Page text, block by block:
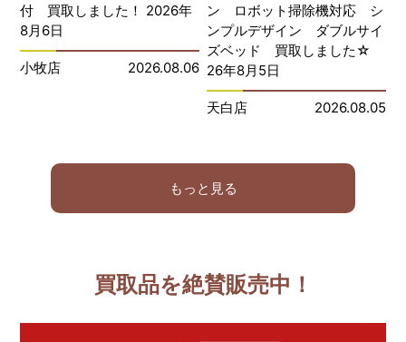
付 買取しました！ 2026年
8月6日
小牧店 2026.08.06
ン ロボット掃除機対応 シ
ンプルデザイン ダブルサイ
ズベッド 買取しました☆
26年8月5日
天白店 2026.08.05
もっと見る
買取品を絶賛販売中！